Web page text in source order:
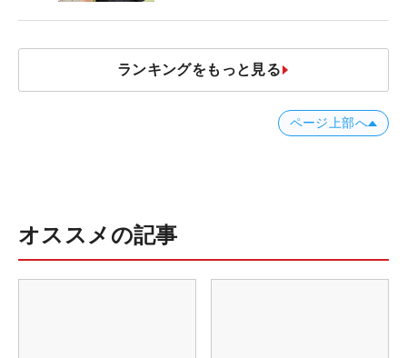
ランキングをもっと見る
ページ上部へ
オススメの記事